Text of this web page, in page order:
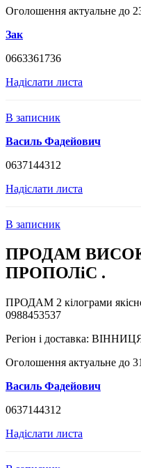
Оголошення актуальне до
Зак
0663361736
Надіслати листа
В записник
Василь Фадейович
0637144312
Надіслати листа
В записник
ПРОДАМ
ПРОПОЛіС .
ПРОДАМ 2 кілограми
0988453537
Регіон і доставка:
Оголошення актуальне до
Василь Фадейович
0637144312
Надіслати листа